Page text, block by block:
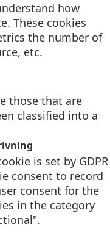
how
These cookies
the number of
etc.
those that are
classified into a
is set by GDPR
consent to record
consent for the
in the category